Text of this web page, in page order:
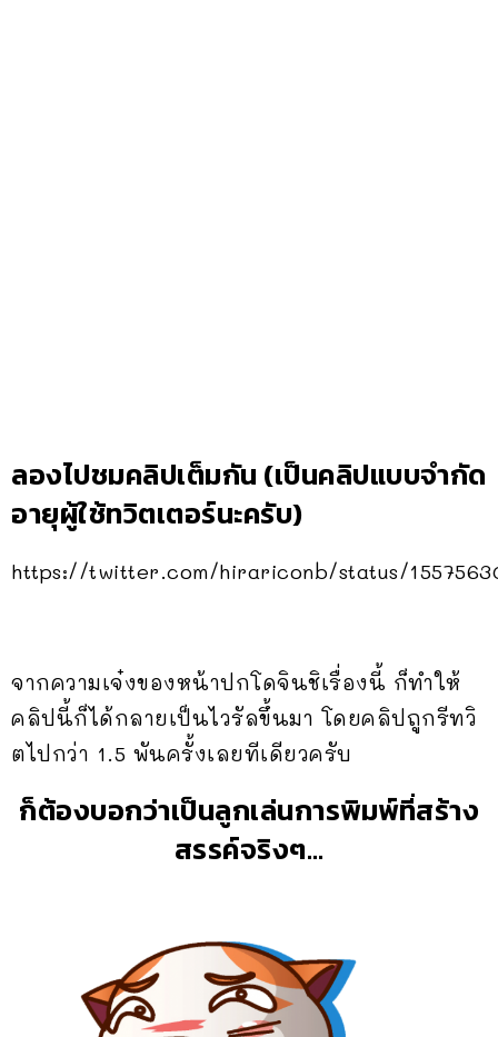
ลองไปชมคลิปเต็มกัน (เป็นคลิปแบบจำกัด
อายุผู้ใช้ทวิตเตอร์นะครับ)
https://twitter.com/hirariconb/status/
จากความเจ๋งของหน้าปกโดจินชิเรื่องนี้ ก็ทำให้
คลิปนี้ก็ได้กลายเป็นไวรัลขึ้นมา โดยคลิปถูกรีทวิ
ตไปกว่า 1.5 พันครั้งเลยทีเดียวครับ
ก็ต้องบอกว่าเป็นลูกเล่นการพิมพ์ที่สร้าง
สรรค์จริงๆ…